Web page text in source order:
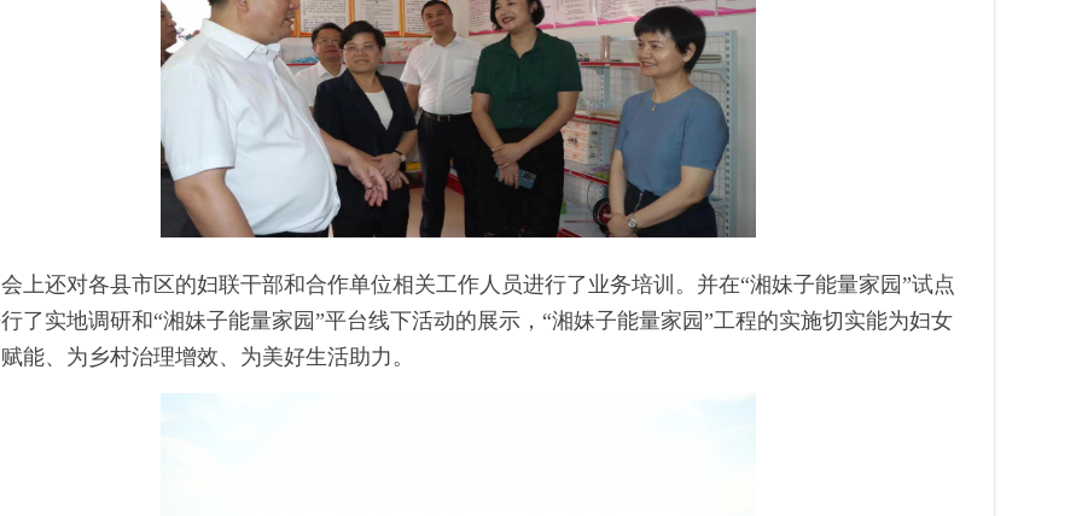
会上还对各县市区的妇联干部和合作单位相关工作人员进行了业务培训。并在“湘妹子能量家园”试点
了实地调研和“湘妹子能量家园”平台线下活动的展示，“湘妹子能量家园”工程的实施切实能为妇女
能、为乡村治理增效、为美好生活助力。